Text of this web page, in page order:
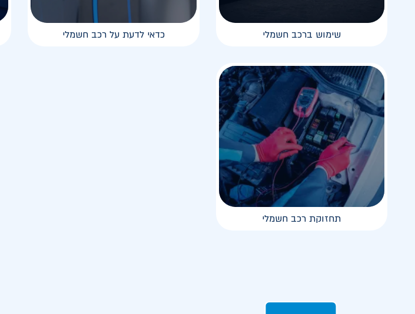
שימוש ברכב חשמלי כדאי לדעת על רכב חשמלי
תחזוקת רכב חשמלי